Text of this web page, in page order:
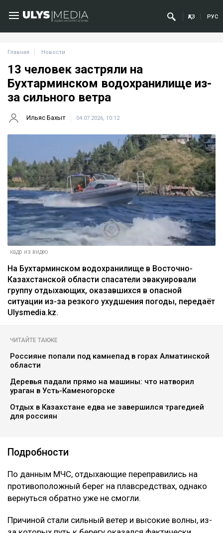
ҚАЗ РУС
Главная Новости
13 человек застряли на
Бухтарминском водохранилище из-
за сильного ветра
Ильяс Бахыт 04.07.2026, 10:12
кадр из видео
На Бухтарминском водохранилище в Восточно-
Казахстанской области спасатели эвакуировали
группу отдыхающих, оказавшихся в опасной
ситуации из-за резкого ухудшения погоды, передаёт
Ulysmedia.kz.
ЧИТАЙТЕ ТАКЖЕ
Россияне попали под камнепад в горах Алматинской
области
Деревья падали прямо на машины: что натворил
ураган в Усть-Каменогорске
Отдых в Казахстане едва не завершился трагедией
для россиян
Подробности
По данным МЧС, отдыхающие переправились на
противоположный берег на плавсредствах, однако
вернуться обратно уже не смогли.
Причиной стали сильный ветер и высокие волны, из-